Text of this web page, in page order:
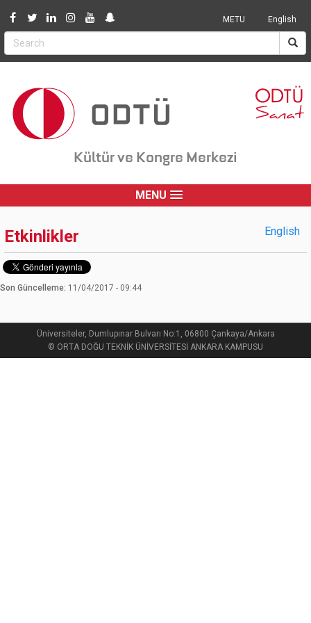
Jump to navigation
METU English
Kültür ve Kongre Merkezi
MENU
Etkinlikler English
Son Güncelleme: 11/04/2017 - 09:44
Üniversiteler, Dumlupınar Bulvarı No:1, 06800 Çankaya/Ankara
© ORTA DOĞU TEKNİK ÜNİVERSİTESİ ANKARA KAMPUSU